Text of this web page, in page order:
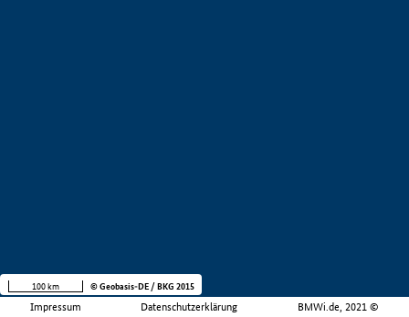
Impressum Datenschutzerklärung BMWi.de, 2021 ©
100 km © Geobasis-DE / BKG 2015